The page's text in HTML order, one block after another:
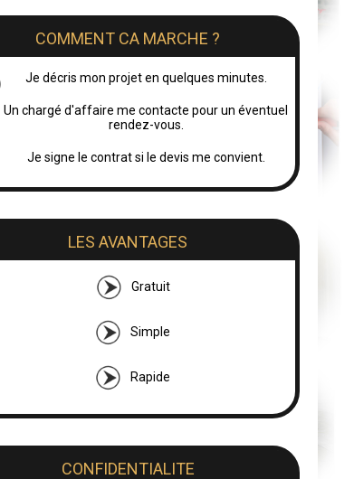
COMMENT CA MARCHE ?
Je décris mon projet en quelques minutes.
Un chargé d'affaire me contacte pour un éventuel
rendez-vous.
Je signe le contrat si le devis me convient.
LES AVANTAGES
Gratuit
Simple
Rapide
CONFIDENTIALITE